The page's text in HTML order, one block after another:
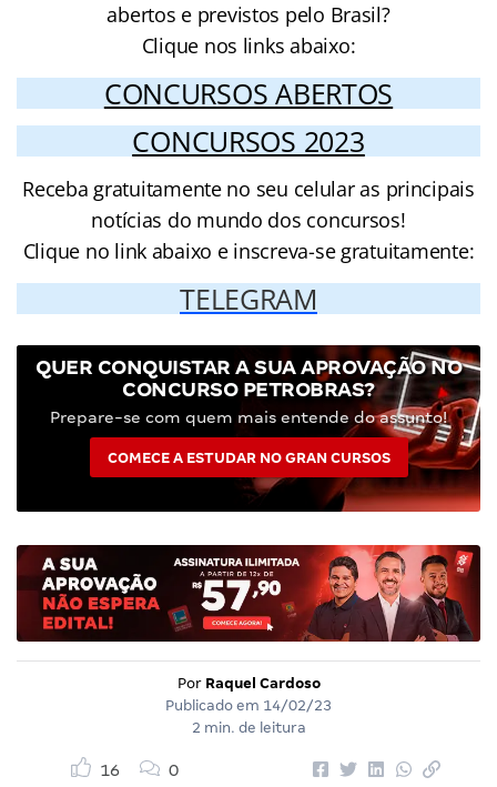
abertos e previstos pelo Brasil?
Clique nos links abaixo:
CONCURSOS ABERTOS
CONCURSOS 2023
Receba gratuitamente no seu celular as principais
notícias do mundo dos concursos!
Clique no link abaixo e inscreva-se gratuitamente:
TELEGRAM
QUER CONQUISTAR A SUA APROVAÇÃO NO
CONCURSO PETROBRAS?
Prepare-se com quem mais entende do assunto!
COMECE A ESTUDAR NO GRAN CURSOS
Por Raquel Cardoso
Publicado em 14/02/23
2 min. de leitura
16 0